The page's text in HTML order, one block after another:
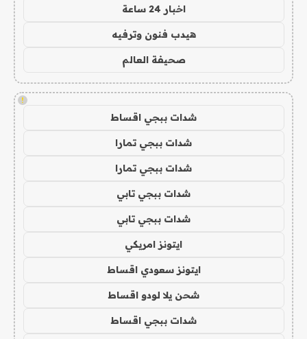
اخبار 24 ساعة
هيدب فنون وترفيه
صحيفة العالم
!
شدات ببجي اقساط
شدات ببجي تمارا
شدات ببجي تمارا
شدات ببجي تابي
شدات ببجي تابي
ايتونز امريكي
ايتونز سعودي اقساط
شحن يلا لودو اقساط
شدات ببجي اقساط